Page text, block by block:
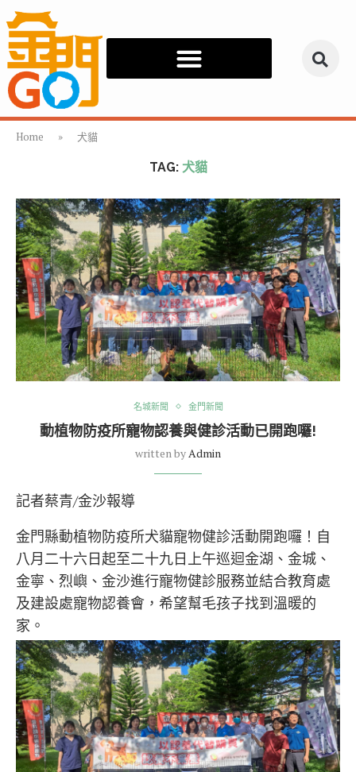
Home » 犬貓
TAG: 犬貓
名城新聞 金門新聞
動植物防疫所寵物認養與健診活動已開跑囉!
written by Admin
記者蔡青/金沙報導
金門縣動植物防疫所犬貓寵物健診活動開跑囉！自
八月二十六日起至二十九日上午巡迴金湖、金城、
金寧、烈嶼、金沙進行寵物健診服務並結合教育處
及建設處寵物認養會，希望幫毛孩子找到溫暖的
家。